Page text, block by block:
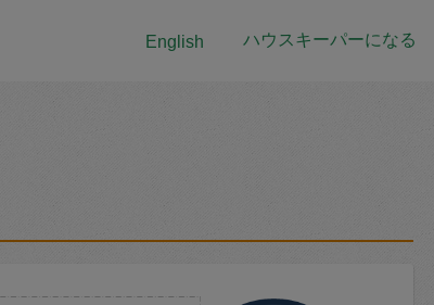
English ハウスキーパーになる